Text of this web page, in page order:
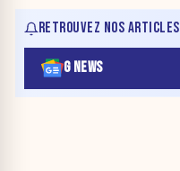
RETROUVEZ NOS
G NEWS